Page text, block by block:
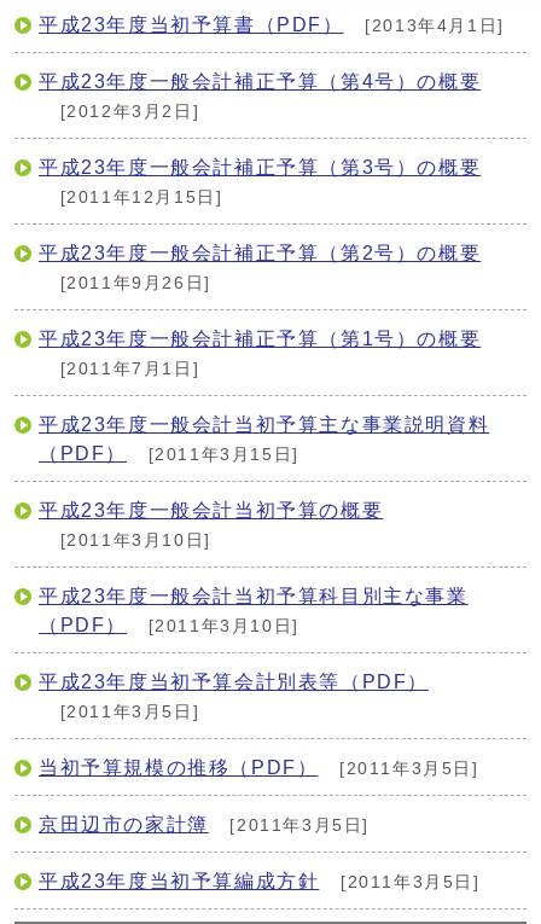
平成23年度当初予算書（PDF） [2013年4月1日]
平成23年度一般会計補正予算（第4号）の概要
[2012年3月2日]
平成23年度一般会計補正予算（第3号）の概要
[2011年12月15日]
平成23年度一般会計補正予算（第2号）の概要
[2011年9月26日]
平成23年度一般会計補正予算（第1号）の概要
[2011年7月1日]
平成23年度一般会計当初予算主な事業説明資料
（PDF）
[2011年3月15日]
平成23年度一般会計当初予算の概要
[2011年3月10日]
平成23年度一般会計当初予算科目別主な事業
（PDF）
[2011年3月10日]
平成23年度当初予算会計別表等（PDF）
[2011年3月5日]
当初予算規模の推移（PDF） [2011年3月5日]
京田辺市の家計簿 [2011年3月5日]
平成23年度当初予算編成方針 [2011年3月5日]